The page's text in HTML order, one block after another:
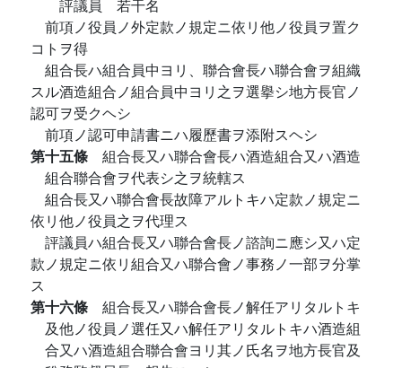
評議員 若干名
前項ノ役員ノ外定款ノ規定ニ依リ他ノ役員ヲ置ク
コトヲ得
組合長ハ組合員中ヨリ、聯合會長ハ聯合會ヲ組織
スル酒造組合ノ組合員中ヨリ之ヲ選擧シ地方長官ノ
認可ヲ受クヘシ
前項ノ認可申請書ニハ履歷書ヲ添附スヘシ
第十五條 組合長又ハ聯合會長ハ酒造組合又ハ酒造
組合聯合會ヲ代表シ之ヲ統轄ス
組合長又ハ聯合會長故障アルトキハ定款ノ規定ニ
依リ他ノ役員之ヲ代理ス
評議員ハ組合長又ハ聯合會長ノ諮詢ニ應シ又ハ定
款ノ規定ニ依リ組合又ハ聯合會ノ事務ノ一部ヲ分掌
ス
第十六條 組合長又ハ聯合會長ノ解任アリタルトキ
及他ノ役員ノ選任又ハ解任アリタルトキハ酒造組
合又ハ酒造組合聯合會ヨリ其ノ氏名ヲ地方長官及